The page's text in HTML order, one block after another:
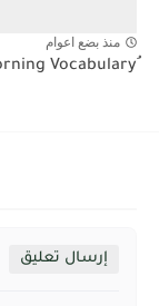
منذ بضع اعوام
إرسال تعليق